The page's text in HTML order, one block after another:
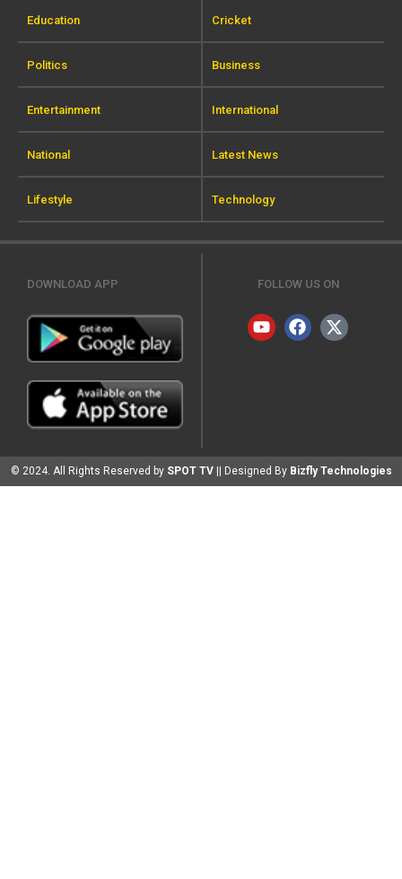
Education Cricket
Politics Business
Entertainment International
National Latest News
Lifestyle Technology
DOWNLOAD APP FOLLOW US ON
© 2024. All Rights Reserved by SPOT TV || Designed By Bizfly Technologies